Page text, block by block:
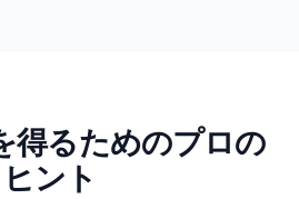
得るためのプロの
ヒント